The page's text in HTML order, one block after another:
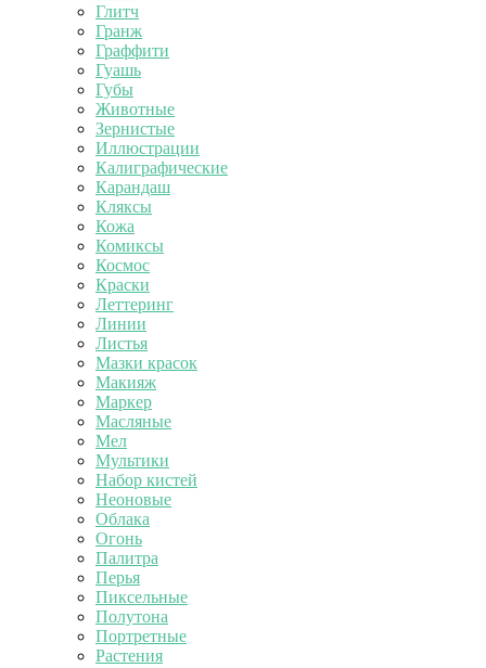
Глитч
Гранж
Граффити
Гуашь
Губы
Животные
Зернистые
Иллюстрации
Калиграфические
Карандаш
Кляксы
Кожа
Комиксы
Космос
Краски
Леттеринг
Линии
Листья
Мазки красок
Макияж
Маркер
Масляные
Мел
Мультики
Набор кистей
Неоновые
Облака
Огонь
Палитра
Перья
Пиксельные
Полутона
Портретные
Растения